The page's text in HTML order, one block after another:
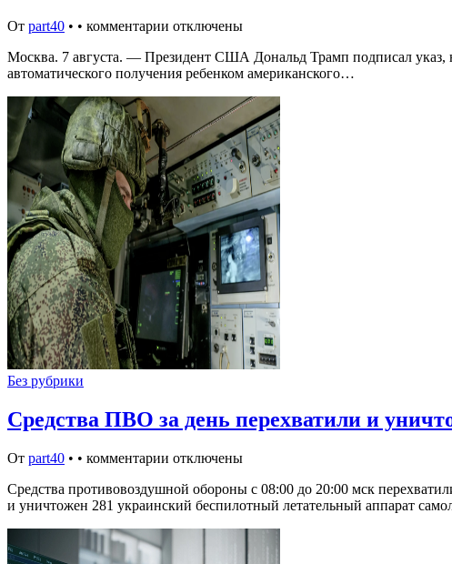
От part40 • • комментарии отключены
Москва. 7 августа. — Президент США Дональд Трамп подписал указ,
автоматического получения ребенком американского…
Без рубрики
Средства ПВО за день перехватили и
От part40 • • комментарии отключены
Средства противовоздушной обороны с 08:00 до 20:00 мск
и уничтожен 281 украинский беспилотный летательный аппарат